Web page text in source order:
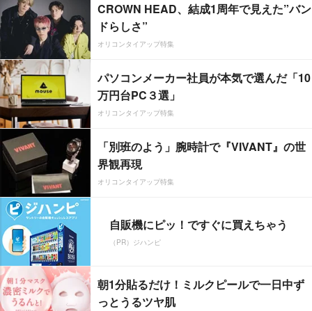
CROWN HEAD、結成1周年で見えた”バン
ドらしさ”
オリコンタイアップ特集
パソコンメーカー社員が本気で選んだ「10
万円台PC３選」
オリコンタイアップ特集
「別班のよう」腕時計で『VIVANT』の世
界観再現
オリコンタイアップ特集
自販機にピッ！ですぐに買えちゃう
（PR）ジハンピ
朝1分貼るだけ！ミルクピールで一日中ず
っとうるツヤ肌